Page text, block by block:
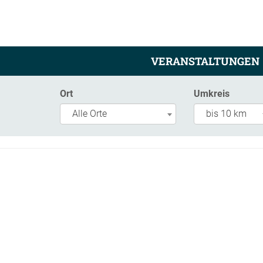
VERANSTALTUNGEN
Ort
Alle Orte
Umkreis
bis 10 km